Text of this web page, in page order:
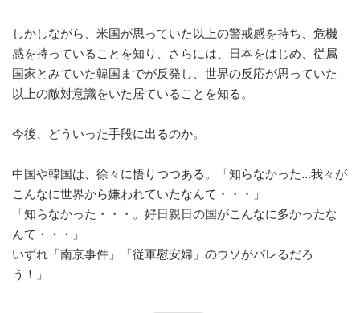
しかしながら、米国が思っていた以上の警戒感を持ち、危機
感を持っていることを知り、さらには、日本をはじめ、従属
国家とみていた韓国までが反発し、世界の反応が思っていた
以上の敵対意識をいた居ていることを知る。
今後、どういった手段に出るのか。
中国や韓国は、徐々に悟りつつある。「知らなかった…我々が
こんなに世界から嫌われていたなんて・・・」
「知らなかった・・・。好日親日の国がこんなに多かったな
んて・・・」
いずれ「南京事件」「従軍慰安婦」のウソがバレるだろ
う！」